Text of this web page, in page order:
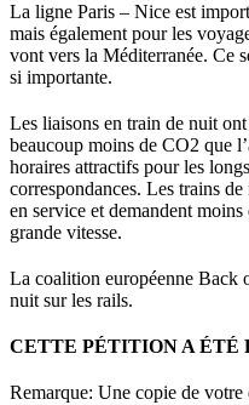
La ligne Paris – Nice est
mais également pour les
vont vers la Méditerranée. Ce
si importante.
Les liaisons en train de nuit
beaucoup moins de CO2 que
horaires attractifs pour les
correspondances. Les trains
en service et demandent moins
grande vitesse.
La coalition européenne Back
nuit sur les rails.
CETTE PÉTITION A ÉTÉ
Remarque: Une copie de